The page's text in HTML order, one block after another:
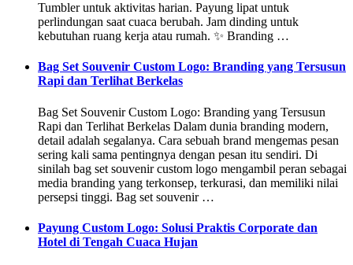
Tumbler untuk aktivitas harian. Payung lipat untuk
perlindungan saat cuaca berubah. Jam dinding untuk
kebutuhan ruang kerja atau rumah. ✨ Branding …
Bag Set Souvenir Custom Logo: Branding yang Tersusun
Rapi dan Terlihat Berkelas
Bag Set Souvenir Custom Logo: Branding yang Tersusun
Rapi dan Terlihat Berkelas Dalam dunia branding modern,
detail adalah segalanya. Cara sebuah brand mengemas pesan
sering kali sama pentingnya dengan pesan itu sendiri. Di
sinilah bag set souvenir custom logo mengambil peran sebagai
media branding yang terkonsep, terkurasi, dan memiliki nilai
persepsi tinggi. Bag set souvenir …
Payung Custom Logo: Solusi Praktis Corporate dan
Hotel di Tengah Cuaca Hujan